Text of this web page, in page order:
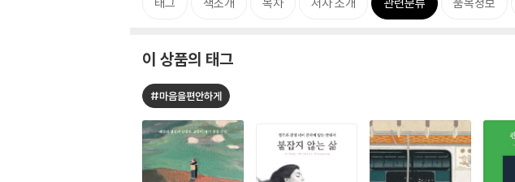
이 상품의 태그
#마음을편안하게